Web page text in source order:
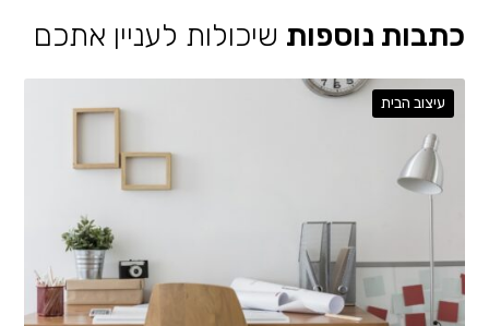
כתבות נוספות שיכולות לעניין אתכם
עיצוב הבית